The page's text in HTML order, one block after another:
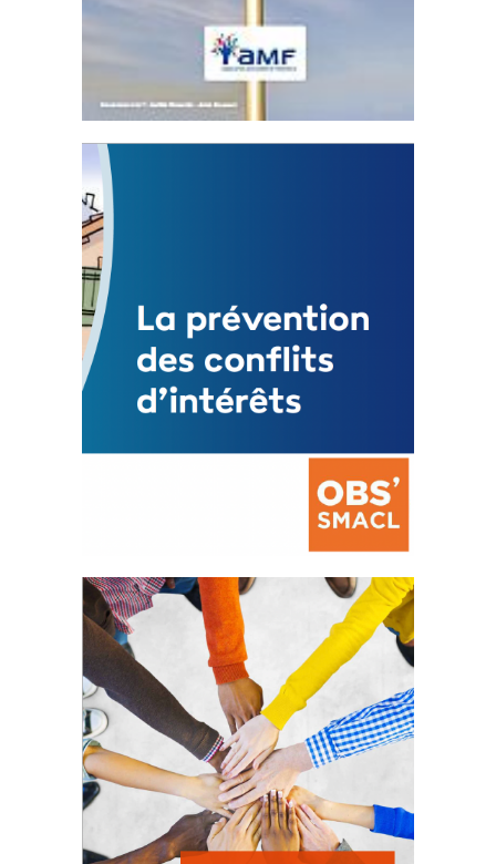
Statut de l’élu local
3 avril 2024
Mise à jour avril 2024
FEUILLETER
La prévention des conflits
d’intérêts
18 septembre 2023
FEUILLETER